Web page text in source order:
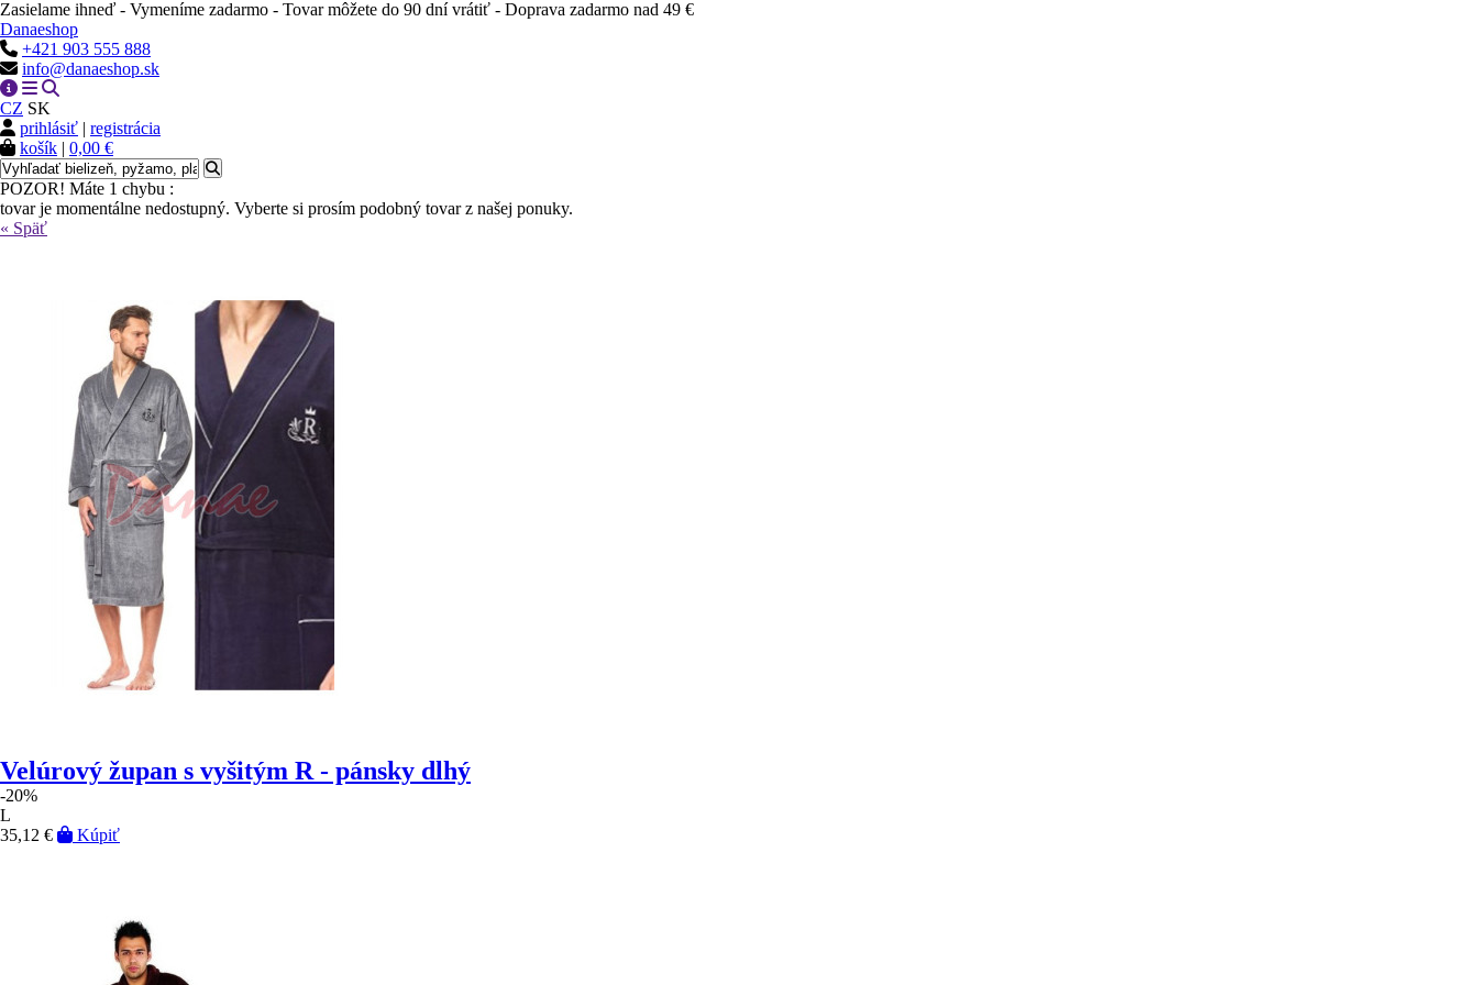
Zasielame ihneď - Vymeníme zadarmo - Tovar môžete do 90 dní vrátiť - Doprava zadarmo nad 49 €
Danaeshop
+421 903 555 888
info@danaeshop.sk
CZ SK
prihlásiť | registrácia
košík | 0,00 €
POZOR! Máte 1 chybu :
tovar je momentálne nedostupný. Vyberte si prosím podobný tovar z našej ponuky.
« Späť
Velúrový župan s vyšitým R - pánsky dlhý
-20%
L
35,12 €
Kúpiť